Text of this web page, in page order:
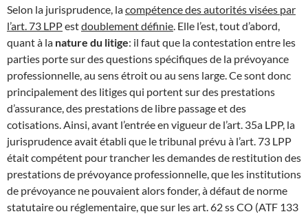
Selon la jurisprudence, lacompétence des autorités visées par
l’art. 73 LPPestdoublement définie . Elle l’est, tout d’abord,
quant à la nature du litige: il faut que la contestation entre les
parties porte sur des questions spécifiques de la prévoyance
professionnelle, au sens étroit ou au sens large. Ce sont donc
principalement des litiges qui portent sur des prestations
d’assurance, des prestations de libre passage et des
cotisations. Ainsi, avant l’entrée en vigueur de l’art. 35a LPP, la
jurisprudence avait établi que le tribunal prévu à l’art. 73 LPP
était compétent pour trancher les demandes de restitution des
prestations de prévoyance professionnelle, que les institutions
de prévoyance ne pouvaient alors fonder, à défaut de norme
statutaire ou réglementaire, que sur les art. 62 ss CO (ATF 133